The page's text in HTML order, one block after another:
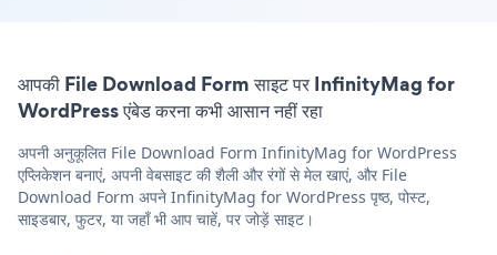
आपकी File Download Form साइट पर InfinityMag for
WordPress एंबेड करना कभी आसान नहीं रहा
अपनी अनुकूलित File Download Form InfinityMag for WordPress
एप्लिकेशन बनाएं, अपनी वेबसाइट की शैली और रंगों से मेल खाएं, और File
Download Form अपने InfinityMag for WordPress पृष्ठ, पोस्ट,
साइडबार, फुटर, या जहाँ भी आप चाहें, पर जोड़ें साइट।